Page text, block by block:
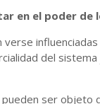
en el poder de
del
ser